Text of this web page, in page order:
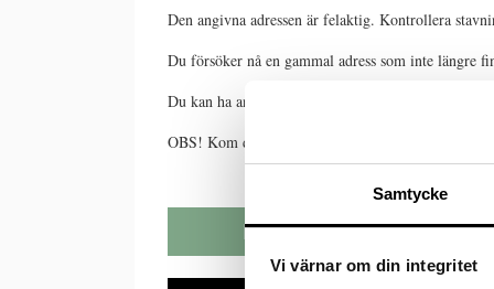
Samtycke
Vi värnar om din integritet
Den angivna adressen är felaktig. Kontrollera
Du försöker nå en gammal adress som inte längre
Du kan ha använt ett gammalt bokmärke. Om du
OBS! Kom du hit genom att klicka på en länk är vi
MEDDELA OSS HÄR